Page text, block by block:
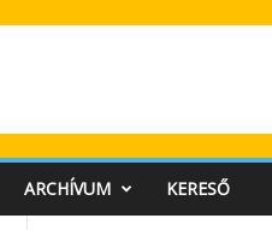
ARCHÍVUM KERESŐ